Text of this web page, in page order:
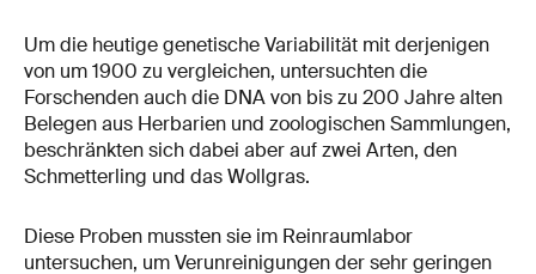
Um die heutige genetische Variabilität mit derjenigen
von um 1900 zu vergleichen, untersuchten die
Forschenden auch die DNA von bis zu 200 Jahre alten
Belegen aus Herbarien und zoologischen Sammlungen,
beschränkten sich dabei aber auf zwei Arten, den
Schmetterling und das Wollgras.
Diese Proben mussten sie im Reinraumlabor
untersuchen, um Verunreinigungen der sehr geringen